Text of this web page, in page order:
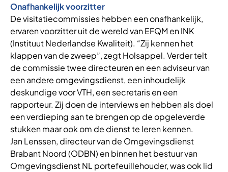
Onafhankelijk voorzitter
De visitatiecommissies hebben een onafhankelijk,
ervaren voorzitter uit de wereld van EFQM en INK
(Instituut Nederlandse Kwaliteit). “Zij kennen het
klappen van de zweep”, zegt Holsappel. Verder telt
de commissie twee directeuren en een adviseur van
een andere omgevingsdienst, een inhoudelijk
deskundige voor VTH, een secretaris en een
rapporteur. Zij doen de interviews en hebben als doel
een verdieping aan te brengen op de opgeleverde
stukken maar ook om de dienst te leren kennen.
Jan Lenssen, directeur van de Omgevingsdienst
Brabant Noord (ODBN) en binnen het bestuur van
Omgevingsdienst NL portefeuillehouder, was ook lid